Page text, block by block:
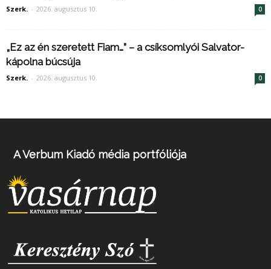
Szerk. - 2026. augusztus 10. 0
„Ez az én szeretett Fiam…” – a csíksomlyói Salvator-
kápolna búcsúja
Szerk. - 2026. augusztus 10. 0
A Verbum Kiadó média portfóliója